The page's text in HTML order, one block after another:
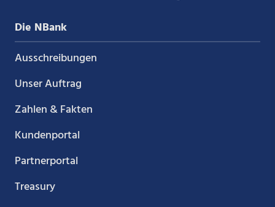
Die NBank
Ausschreibungen
Unser Auftrag
Zahlen & Fakten
Kundenportal
Partnerportal
Treasury